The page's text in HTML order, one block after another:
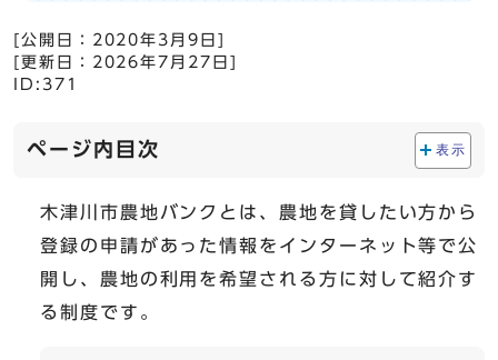
[公開日： 2020年3月9日
[更新日： 2026年7月27日
ID:371
ページ内目次 表示
木津川市農地バンクとは、農地を貸したい方から
登録の申請があった情報をインターネット等で公
開し、農地の利用を希望される方に対して紹介す
る制度です。